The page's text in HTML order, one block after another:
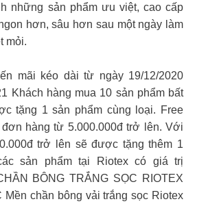
những sản phẩm ưu việt, cao cấp
hơn, sâu hơn sau một ngày làm
mỏi.
mãi kéo dài từ ngày 19/12/2020
Khách hàng mua 10 sản phẩm bất
tặng 1 sản phẩm cùng loại. Free
hàng từ 5.000.000đ trở lên. Với
trở lên sẽ được tặng thêm 1
sản phẩm tại Riotex có giá trị
BÔNG TRẮNG SỌC RIOTEX
Mền chần bông vải trắng sọc Riotex